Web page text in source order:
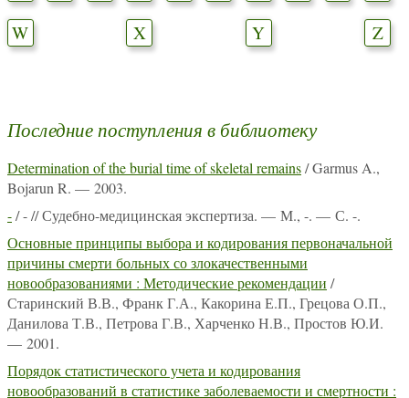
W
X Y Z
Последние поступления в библиотеку
Determination of the burial time of skeletal remains/ Garmus A.,
Bojarun R. — 2003.
-/ - // Судебно-медицинская экспертиза. — М., -. — С. -.
Основные принципы выбора и кодирования первоначальной
причины смерти больных со злокачественными
новообразованиями : Методические рекомендации /
Старинский В.В., Франк Г.А., Какорина Е.П., Грецова О.П.,
Данилова Т.В., Петрова Г.В., Харченко Н.В., Простов Ю.И.
— 2001.
Порядок статистического учета и кодирования
новообразований в статистике заболеваемости и смертности :